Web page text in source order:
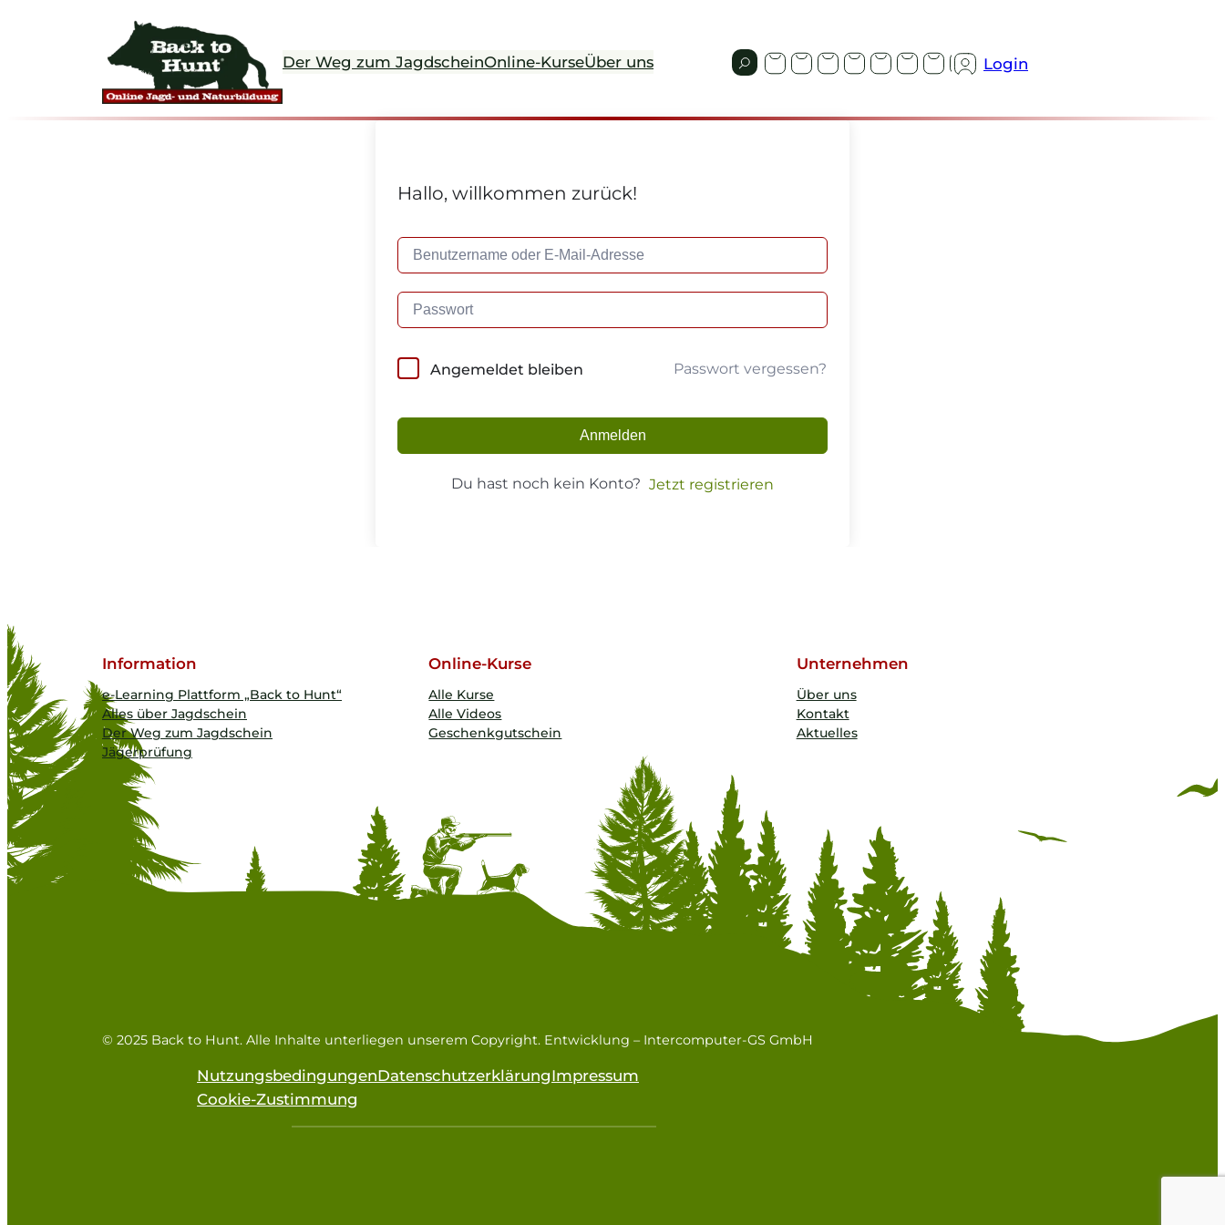
Der Weg zum JagdscheinOnline-KurseÜber uns Login
Hallo, willkommen zurück!
Angemeldet bleiben Passwort vergessen?
Anmelden
Du hast noch kein Konto? Jetzt registrieren
Information
e-Learning Plattform „Back to Hunt“
Alles über Jagdschein
Der Weg zum Jagdschein
Jägerprüfung
Online-Kurse
Alle Kurse
Alle Videos
Geschenkgutschein
Unternehmen
Über uns
Kontakt
Aktuelles
© 2025 Back to Hunt. Alle Inhalte unterliegen unserem Copyright. Entwicklung – Intercomputer-GS GmbH
NutzungsbedingungenDatenschutzerklärungImpressum
Cookie-Zustimmung